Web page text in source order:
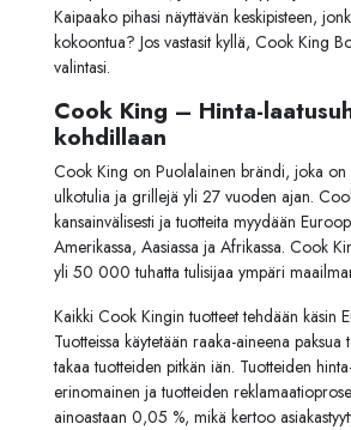
Kaipaako pihasi näyttävän keskipisteen,
kokoontua? Jos vastasit kyllä, Cook King
valintasi.
Cook King – Hinta-
kohdillaan
Cook King on Puolalainen brändi, joka on
ulkotulia ja grillejä yli 27 vuoden ajan.
kansainvälisesti ja tuotteita myydään
Amerikassa, Aasiassa ja Afrikassa. Cook
yli 50 000 tuhatta tulisijaa ympäri
Kaikki Cook Kingin tuotteet tehdään käsin
Tuotteissa käytetään raaka-aineena paksua
takaa tuotteiden pitkän iän. Tuotteiden
erinomainen ja tuotteiden
ainoastaan 0,05 %, mikä kertoo